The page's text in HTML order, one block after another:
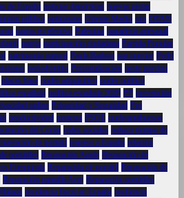
de España noticias deportivas nuevas pistas
pública optimismo Oriente Medio oro OTAN
pagos en efectivo Palestina panadería artesanal
pareja participación ciudadana Partido Popular
patrimonio natural Paula Badosa paz interior Pedri
periodontitis Personalización peste porcina
placas base poder adquisitivo poder político
española política española 2026 PP prevención
online Privacidad y Seguridad Pro
productividad protesta PSOE quebrantahuesos
del Corán redes sociales reducir tiempo de
de portátil regreso a España relación
portátiles Reparación Apple Reparación de
Fuengirola Reparación de portátil Reparación de
Reparación pantalla Acer Reparación portátiles
residencia fiscal en España resiliencia